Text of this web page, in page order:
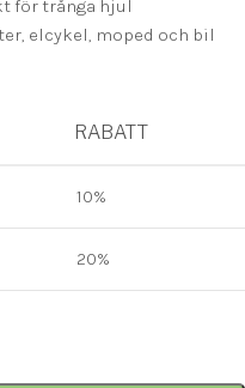
för trånga hjul
elcykel, moped och bil
RABATT
10%
20%